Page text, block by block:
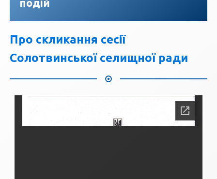
подій
Про скликання сесії
Солотвинської селищної ради